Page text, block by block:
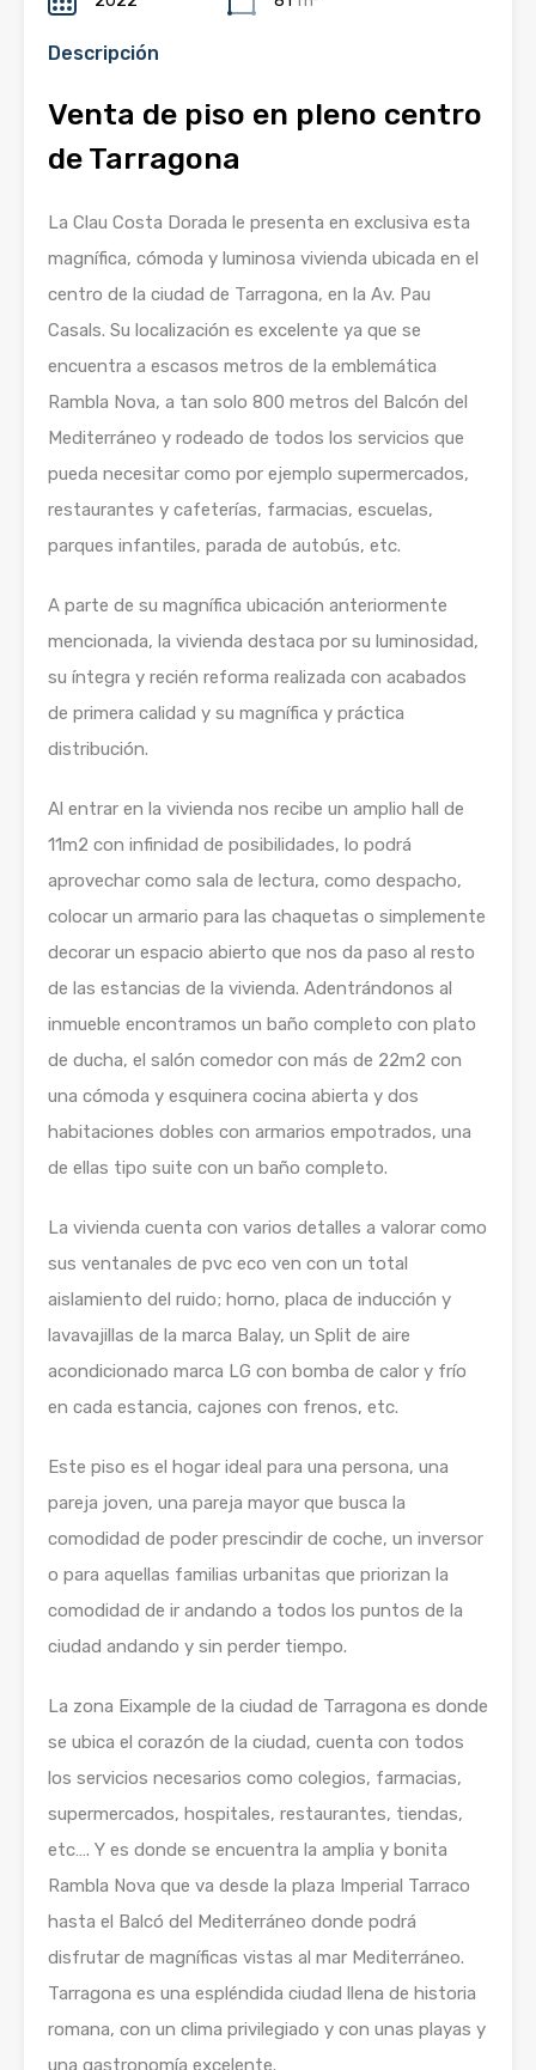
Descripción
Venta de piso en pleno centro
de Tarragona
La Clau Costa Dorada le presenta en exclusiva esta
magnífica, cómoda y luminosa vivienda ubicada en el
centro de la ciudad de Tarragona, en la Av. Pau
Casals. Su localización es excelente ya que se
encuentra a escasos metros de la emblemática
Rambla Nova, a tan solo 800 metros del Balcón del
Mediterráneo y rodeado de todos los servicios que
pueda necesitar como por ejemplo supermercados,
restaurantes y cafeterías, farmacias, escuelas,
parques infantiles, parada de autobús, etc.
A parte de su magnífica ubicación anteriormente
mencionada, la vivienda destaca por su luminosidad,
su íntegra y recién reforma realizada con acabados
de primera calidad y su magnífica y práctica
distribución.
Al entrar en la vivienda nos recibe un amplio hall de
11m2 con infinidad de posibilidades, lo podrá
aprovechar como sala de lectura, como despacho,
colocar un armario para las chaquetas o simplemente
decorar un espacio abierto que nos da paso al resto
de las estancias de la vivienda. Adentrándonos al
inmueble encontramos un baño completo con plato
de ducha, el salón comedor con más de 22m2 con
una cómoda y esquinera cocina abierta y dos
habitaciones dobles con armarios empotrados, una
de ellas tipo suite con un baño completo.
La vivienda cuenta con varios detalles a valorar como
sus ventanales de pvc eco ven con un total
aislamiento del ruido; horno, placa de inducción y
lavavajillas de la marca Balay, un Split de aire
acondicionado marca LG con bomba de calor y frío
en cada estancia, cajones con frenos, etc.
Este piso es el hogar ideal para una persona, una
pareja joven, una pareja mayor que busca la
comodidad de poder prescindir de coche, un inversor
o para aquellas familias urbanitas que priorizan la
comodidad de ir andando a todos los puntos de la
ciudad andando y sin perder tiempo.
La zona Eixample de la ciudad de Tarragona es donde
se ubica el corazón de la ciudad, cuenta con todos
los servicios necesarios como colegios, farmacias,
supermercados, hospitales, restaurantes, tiendas,
etc…. Y es donde se encuentra la amplia y bonita
Rambla Nova que va desde la plaza Imperial Tarraco
hasta el Balcó del Mediterráneo donde podrá
disfrutar de magníficas vistas al mar Mediterráneo.
Tarragona es una espléndida ciudad llena de historia
romana, con un clima privilegiado y con unas playas y
una gastronomía excelente.